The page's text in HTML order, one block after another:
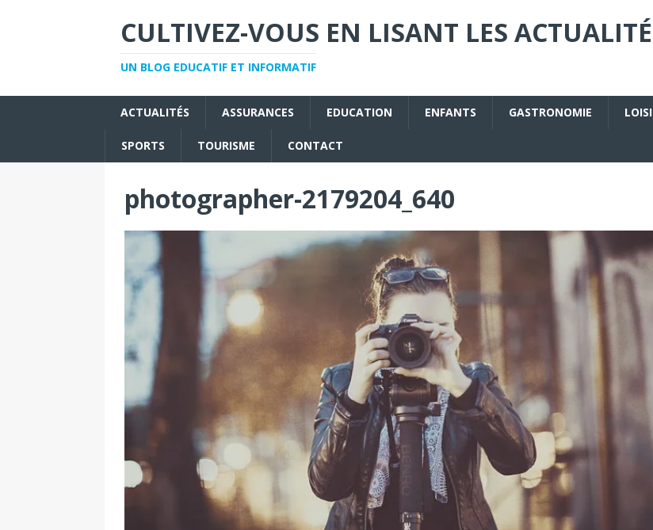
CULTIVEZ-VOUS EN LISANT LES
UN BLOG EDUCATIF ET INFORMATIF
ACTUALITÉS ASSURANCES EDUCATION ENFANTS GASTRONOMIE
SPORTS TOURISME CONTACT
photographer-2179204_640